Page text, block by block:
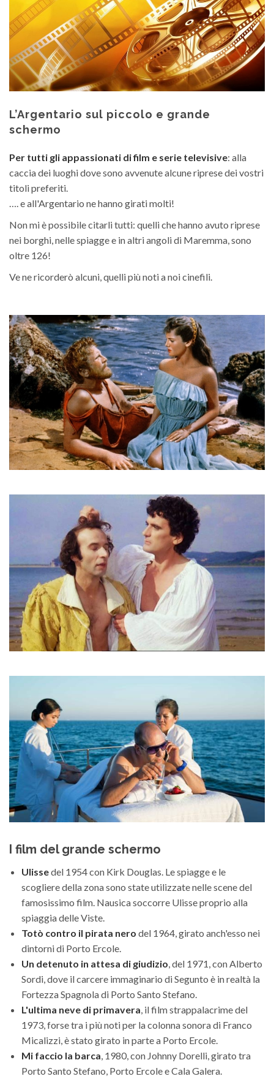
L’Argentario sul piccolo e grande
schermo
Per tutti gli appassionati di film e serie televisive: alla
caccia dei luoghi dove sono avvenute alcune riprese dei vostri
titoli preferiti.
…. e all'Argentario ne hanno girati molti!
Non mi è possibile citarli tutti: quelli che hanno avuto riprese
nei borghi, nelle spiagge e in altri angoli di Maremma, sono
oltre 126!
Ve ne ricorderò alcuni, quelli più noti a noi cinefili.
I film del grande schermo
Ulissedel 1954 con Kirk Douglas. Le spiagge e le
scogliere della zona sono state utilizzate nelle scene del
famosissimo film. Nausica soccorre Ulisse proprio alla
spiaggia delle Viste.
Totò contro il pirata nero del 1964, girato anch'esso nei
dintorni di Porto Ercole.
Un detenuto in attesa di giudizio, del 1971, con Alberto
Sordi, dove il carcere immaginario di Segunto è in realtà la
Fortezza Spagnola di Porto Santo Stefano.
L'ultima neve di primavera, il film strappalacrime del
1973, forse tra i più noti per la colonna sonora di Franco
Micalizzi, è stato girato in parte a Porto Ercole.
Mi faccio la barca, 1980, con Johnny Dorelli, girato tra
Porto Santo Stefano, Porto Ercole e Cala Galera.